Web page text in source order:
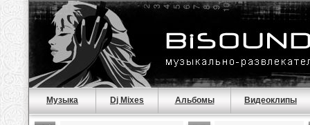
Музыка Dj Mixes Альбомы Видеоклипы